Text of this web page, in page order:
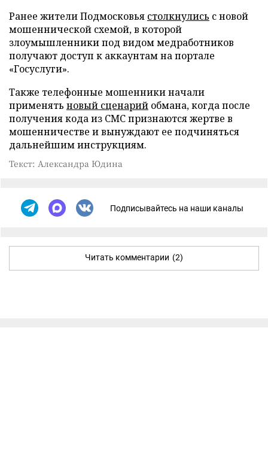
Ранее жители Подмосковья столкнулись с новой
мошеннической схемой, в которой
злоумышленники под видом медработников
получают доступ к аккаунтам на портале
«Госуслуги».
Также телефонные мошенники начали
применять новый сценарий обмана, когда после
получения кода из СМС признаются жертве в
мошенничестве и вынуждают ее подчиняться
дальнейшим инструкциям.
Текст: Александра Юдина
Подписывайтесь на наши каналы
Читать комментарии (2)